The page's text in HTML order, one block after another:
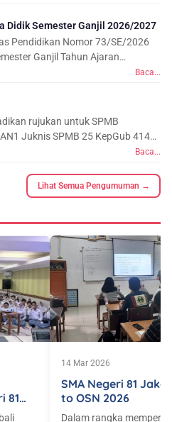
Didik Semester Ganjil 2026/2027
Pendidikan Nomor 73/SE/2026
Ganjil Tahun Ajaran
Baca...
rujukan untuk SPMB
Juknis SPMB 25 KepGub 414
Baca...
Lihat Semua Pengumuman →
81
14 Mar 2026
SMA Negeri 81
to OSN 2026
Dalam rangka